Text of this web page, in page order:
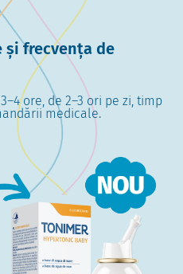
frecvența de
ore, de 2–3 ori pe zi, timp
medicale.